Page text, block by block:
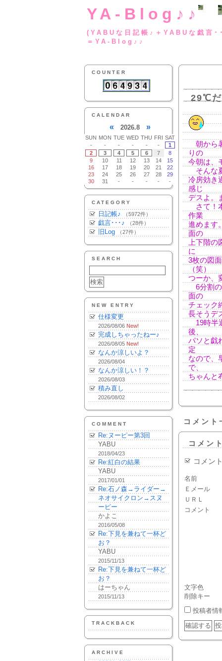
YA-Blog♪♪
(YABUな日記帳♪
＝YA-Blog♪♪
COUNTER
CALENDAR
« 2026.8 »
SUN MON TUE WED THU FRI SAT
-
- - - - -
1
2
3 4 5 6 7
8
9
10 11 12 13 14
15
16
17 18 19 20 21
22
23
24 25 26 27 28
29
30
31 - - - - -
CATEGORY
日記帳♪ （5972件）
戯言･･･♪ （28件）
旧Log （27件）
SEARCH
NEW ENTRY
仕様変更
2026/08/06 New!
完成しちゃったねー♪
2026/08/05 New!
なんか涼しいよ？
2026/08/04
なんか涼しい！？
2026/08/03
積み直し
2026/08/02
COMMENT
Re:ヌーピー第3回
YABU
2018/04/23
Re:紅白の結果
YABU
2017/01/01
Re:石ノ森→ライダー→
ネオサイクロン→スヌ
ーピー
かよこ
2016/05/08
Re:下見を兼ねて一杯ど
お？
YABU
2015/11/13
Re:下見を兼ねて一杯ど
お？
はーちゃん
2015/11/13
TRACKBACK
ARCHIVE
29℃だ
朝から
りの
今朝は、
そんな
冷房効き
感じ
デスよ。
さて！
作業
進めます
面の
上下階
に
3枚の図
（笑）
つーか、
6分割の
面の
チェック
長そうデ
19時半
後、
パソと戯
定
なので、
で、
ちゃんと
コメント
コメン
コメン
名前
Ｅメール
ＵＲＬ
コメント
文字色
削除キー
投稿者情